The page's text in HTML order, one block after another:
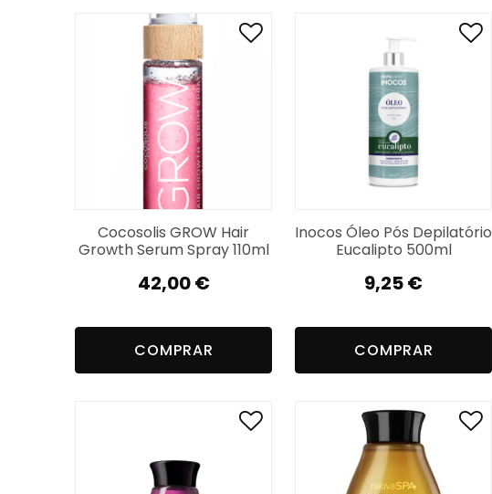
Cocosolis GROW Hair
Growth Serum Spray 110ml
42,00€
COMPRAR
Inocos Óleo Pós Depilatório
Eucalipto 500ml
9,25€
COMPRAR